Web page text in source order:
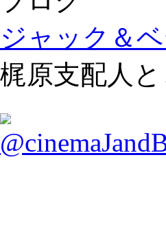
ジャック＆
梶原支配人